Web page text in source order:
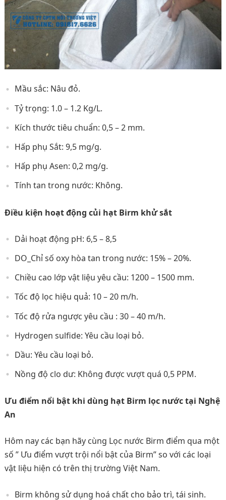
Mầu sắc: Nâu đỏ.
Tỷ trọng: 1.0 – 1.2 Kg/L.
Kích thước tiêu chuẩn: 0,5 – 2 mm.
Hấp phụ Sắt: 9,5 mg/g.
Hấp phụ Asen: 0,2 mg/g.
Tính tan trong nước: Không.
Điều kiện hoạt động củi hạt Birm khử sắt
Dải hoạt động pH: 6,5 – 8,5
DO_Chỉ số oxy hòa tan trong nước: 15% – 20%.
Chiều cao lớp vật liệu yêu cầu: 1200 – 1500 mm.
Tốc độ lọc hiệu quả: 10 – 20 m/h.
Tốc độ rửa ngược yêu cầu : 30 – 40 m/h.
Hydrogen sulfide: Yêu cầu loại bỏ.
Dầu: Yêu cầu loại bỏ.
Nồng độ clo dư: Không được vượt quá 0,5 PPM.
Ưu điểm nổi bật khi dùng hạt Birm lọc nước tại Nghệ
An
Hôm nay các bạn hãy cùng Lọc nước Birm điểm qua một
số ” Ưu điểm vượt trội nổi bật của Birm” so với các loại
vật liệu hiện có trên thị trường Việt Nam.
Birm không sử dụng hoá chất cho bảo trì, tái sinh.